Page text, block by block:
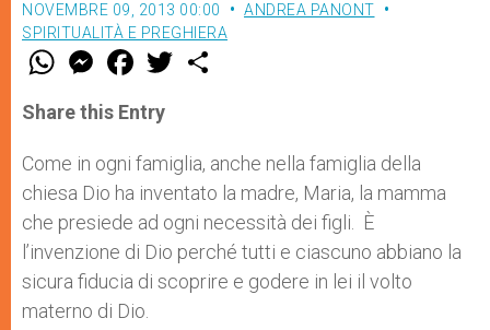
NOVEMBRE 09, 2013 00:00
ANDREA PANONT
SPIRITUALITÀ E PREGHIERA
W
t
s
p
p
M
e
s
e
g
e
r
F
a
e
b
o
k
w
r
Share this Entry
Come in ogni famiglia, anche nella famiglia della
chiesa Dio ha inventato la madre, Maria, la mamma
che presiede ad ogni necessità dei figli. È
l’invenzione di Dio perché tutti e ciascuno abbiano la
sicura fiducia di scoprire e godere in lei il volto
materno di Dio.